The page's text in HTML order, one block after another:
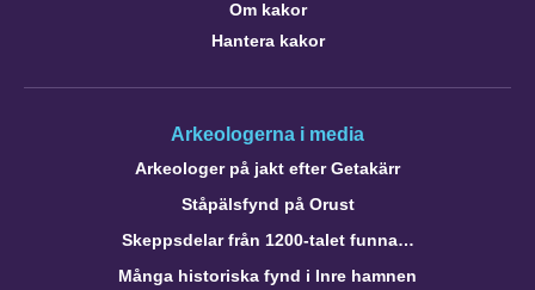
Om kakor
Hantera kakor
Arkeologerna i media
Arkeologer på jakt efter Getakärr
Ståpälsfynd på Orust
Skeppsdelar från 1200-talet funna…
Många historiska fynd i Inre hamnen